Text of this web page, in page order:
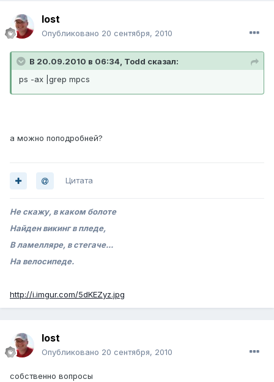
lost
Опубликовано 20 сентября, 2010
В 20.09.2010 в 06:34, Todd сказал:
ps -ax |grep mpcs
а можно поподробней?
Цитата
Не скажу, в каком болоте
Найден викинг в пледе,
В ламелляре, в стегаче...
На велосипеде.
http://i.imgur.com/5dKEZyz.jpg
lost
Опубликовано 20 сентября, 2010
собственно вопросы